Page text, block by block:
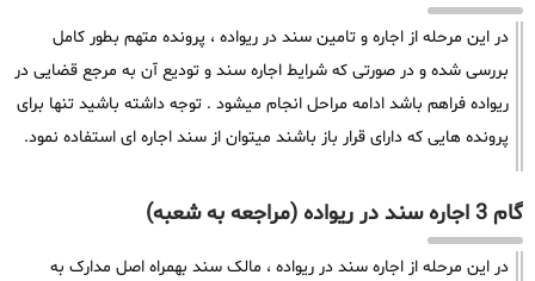
در این مرحله از اجاره و تامین سند در ریواده ، پرونده متهم بطور کامل
بررسی شده و در صورتی که شرایط اجاره سند و تودیع آن به مرجع قضایی در
ریواده فراهم باشد ادامه مراحل انجام میشود . توجه داشته باشید تنها برای
پرونده هایی که دارای قرار باز باشند میتوان از سند اجاره ای استفاده نمود.
گام 3 اجاره سند در ریواده (مراجعه به شعبه)
در این مرحله از اجاره سند در ریواده ، مالک سند بهمراه اصل مدارک به